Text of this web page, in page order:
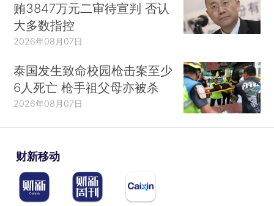
贿3847万元二审待宣判 否认
大多数指控
2026年08月07日
泰国发生致命校园枪击案至少
6人死亡 枪手祖父母亦被杀
2026年08月07日
财新移动